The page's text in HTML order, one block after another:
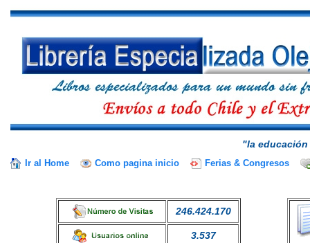
"la
Ir al Home Como pagina inicio Ferias & Congresos
246.424.170
3.537